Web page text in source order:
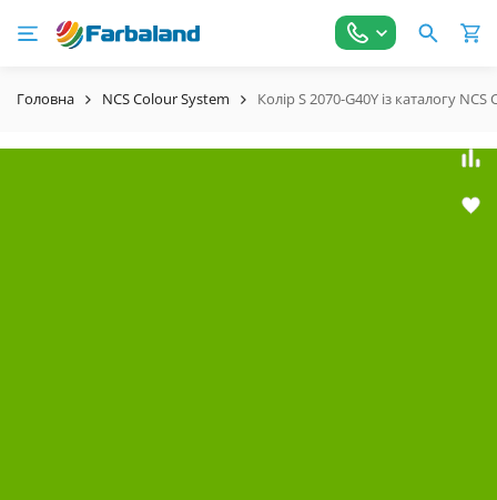
Головна NCS Colour System Колір S 2070-G40Y із каталогу